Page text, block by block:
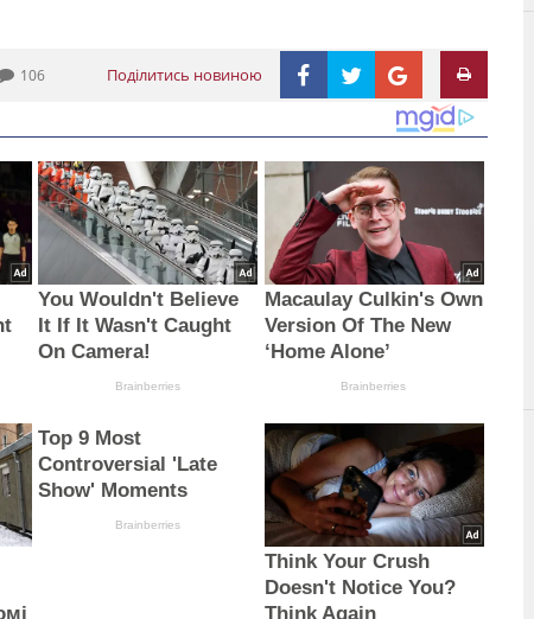
106 Поділитись новиною
You Wouldn't Believe
It If It Wasn't Caught
On Camera!
Brainberries
Macaulay Culkin's Own
Version Of The New
‘Home Alone’
Brainberries
Top 9 Most
Controversial 'Late
Show' Moments
Brainberries
Think Your Crush
Doesn't Notice You?
Think Again